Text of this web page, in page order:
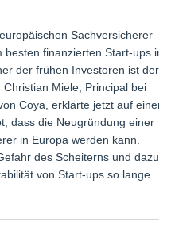
Sachversicherer
finanzierten Start-ups in
der frühen Investoren ist der
Miele, Principal bei
Coya, erklärte jetzt auf einer
dass die Neugründung einer
in Europa werden kann.
des Scheiterns und dazu,
von Start-ups so lange